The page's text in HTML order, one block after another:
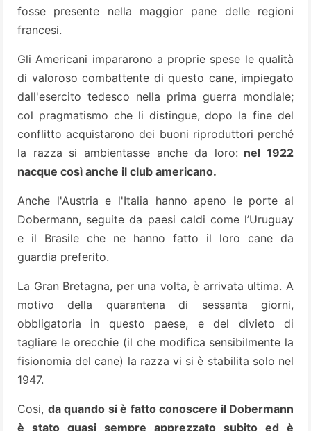
fosse presente nella maggior pane delle regioni
francesi.
Gli Americani impararono a proprie spese le qualità
di valoroso combattente di questo cane, impiegato
dall'esercito tedesco nella prima guerra mondiale;
col pragmatismo che li distingue, dopo la fine del
conflitto acquistarono dei buoni riproduttori perché
la razza si ambientasse anche da loro: nel 1922
nacque così anche il club americano.
Anche l'Austria e l'Italia hanno apeno le porte al
Dobermann, seguite da paesi caldi come l’Uruguay
e il Brasile che ne hanno fatto il loro cane da
guardia preferito.
La Gran Bretagna, per una volta, è arrivata ultima. A
motivo della quarantena di sessanta giorni,
obbligatoria in questo paese, e del divieto di
tagliare le orecchie (il che modifica sensibilmente la
fisionomia del cane) la razza vi si è stabilita solo nel
1947.
Cosi, da quando si è fatto conoscere il Dobermann
è stato quasi sempre apprezzato subito ed è